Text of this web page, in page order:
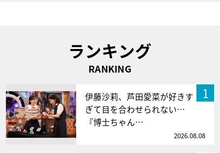
ランキング
RANKING
1
伊藤沙莉、芦田愛菜が好きす
ぎて目を合わせられない…
『博士ちゃん…
2026.08.08